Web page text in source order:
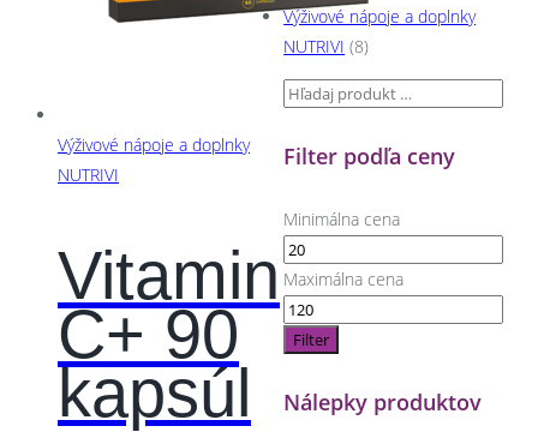
Výživové nápoje a doplnky
NUTRIVI
Vitamin
C+ 90
kapsúl
Výživové nápoje a doplnky
NUTRIVI (8)
Filter podľa ceny
Minimálna cena
Maximálna cena
Filter
Nálepky produktov